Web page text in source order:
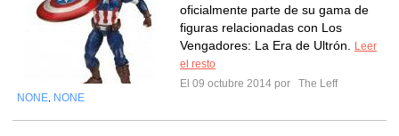
oficialmente parte de su gama de
figuras relacionadas con Los
Vengadores: La Era de Ultrón.
Leer
el resto
El 09 octubre 2014 por
The Leff
NONE NONE